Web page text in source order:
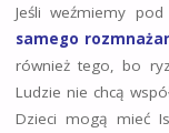
Jeśli weźmiemy
samego
również tego, bo
Ludzie nie chcą
Dzieci mogą mieć